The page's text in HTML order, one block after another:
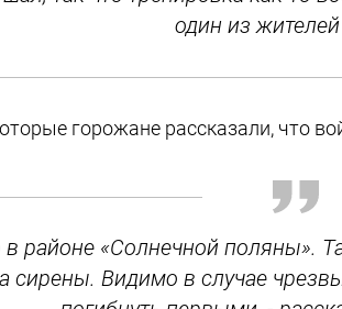
один из жителей
горожане рассказали, что
районе «Солнечной поляны».
сирены. Видимо в случае